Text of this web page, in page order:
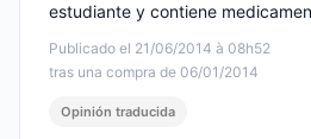
Publicado el 21/06/2014 à 08h52
tras una compra de 06/01/2014
estudiante y contiene
Opinión traducida